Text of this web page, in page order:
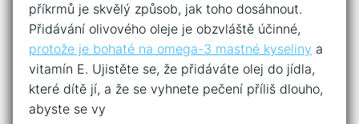
příkrmů je skvělý způsob, jak toho dosáhnout.
Přidávání olivového oleje je obzvláště účinné,
protože je bohaté na omega-3 mastné kyseliny a
vitamín E. Ujistěte se, že přidáváte olej do jídla,
které dítě jí, a že se vyhnete pečení příliš dlouho,
abyste se vy